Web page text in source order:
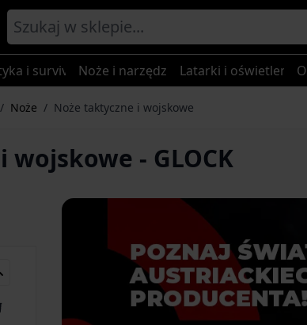
i survival Noże i narzędzia Latarki i oświetlenie
/ Noże / Noże taktyczne i wojskowe
- GLOCK